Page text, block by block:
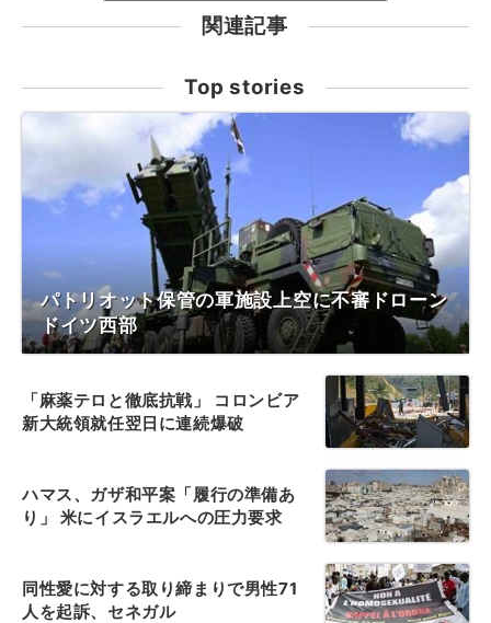
関連記事
Top stories
パトリオット保管の軍施設上空に不審ドローン
ドイツ西部
「麻薬テロと徹底抗戦」 コロンビア
新大統領就任翌日に連続爆破
ハマス、ガザ和平案「履行の準備あ
り」 米にイスラエルへの圧力要求
同性愛に対する取り締まりで男性71
人を起訴、セネガル